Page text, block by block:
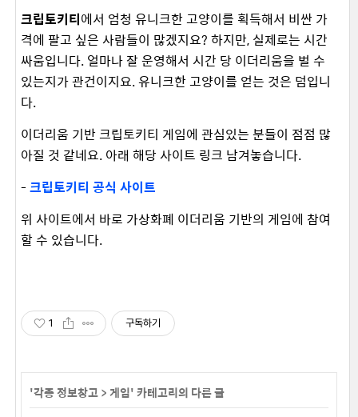
크립토키티에서 엄청 유니크한 고양이를 획득해서 비싼 가
격에 팔고 싶은 사람들이 많겠지요? 하지만, 실제로는 시간
싸움입니다. 얼마나 잘 운영해서 시간 당 이더리움을 벌 수
있는지가 관건이지요. 유니크한 고양이를 얻는 것은 덤입니
다.
이더리움 기반 크립토키티 게임에 관심있는 분들이 점점 많
아질 것 같네요. 아래 해당 사이트 링크 남겨놓습니다.
- 크립토키티 공식 사이트
위 사이트에서 바로 가상화폐 이더리움 기반의 게임에 참여
할 수 있습니다.
1 구독하기
'각종 정보창고>게임' 카테고리의 다른 글